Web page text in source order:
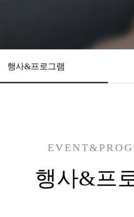
행사&프로그램
행사&프